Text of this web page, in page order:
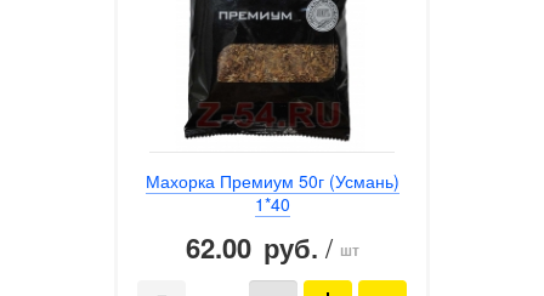
Махорка Премиум 50г (Усмань)
1*40
62.00 руб. / шт